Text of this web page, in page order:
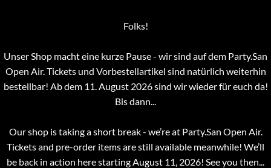
Folks!
Unser Shop macht eine kurze Pause - wir sind auf dem Party.San
Open Air. Tickets und Vorbestellartikel sind natürlich weiterhin
bestellbar! Ab dem 11. August 2026 sind wir wieder für euch da!
Bis dann...
Our shop is taking a short break - we’re at Party.San Open Air.
Tickets and pre-order items are still available meanwhile! We’ll
be back in action here starting August 11, 2026! See you then...